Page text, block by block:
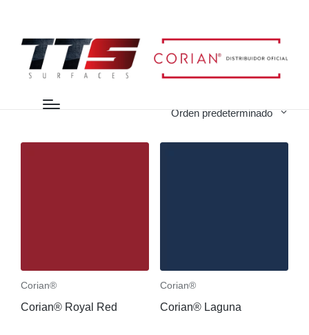
Orden predeterminado
Corian®
Corian® Royal Red
Corian®
Corian® Laguna